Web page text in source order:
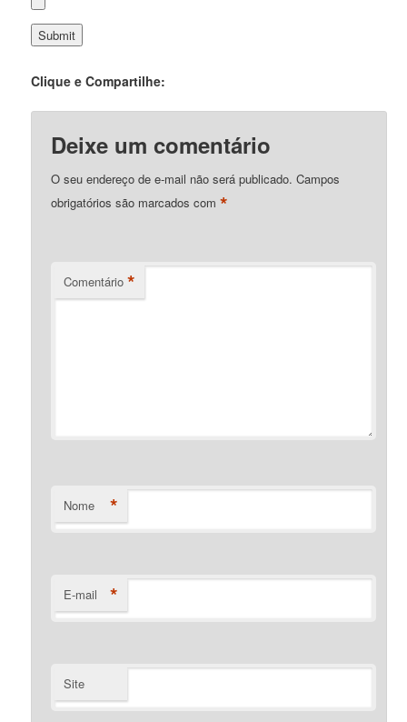
Clique e Compartilhe:
Deixe um comentário
O seu endereço de e-mail não será publicado. Campos
obrigatórios são marcados com*
Comentário *
Nome *
E-mail *
Site